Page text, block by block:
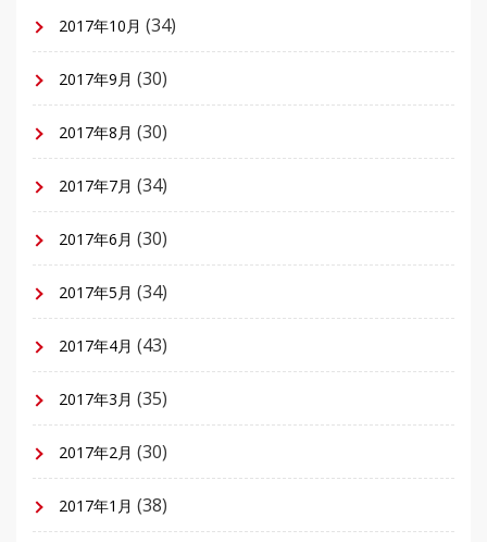
2017年10月 (34)
2017年9月 (30)
2017年8月 (30)
2017年7月 (34)
2017年6月 (30)
2017年5月 (34)
2017年4月 (43)
2017年3月 (35)
2017年2月 (30)
2017年1月 (38)